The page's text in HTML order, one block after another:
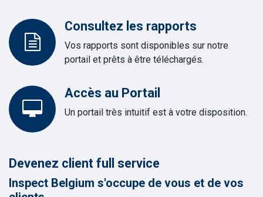
Consultez les rapports
Vos rapports sont disponibles sur notre
portail et prêts à être téléchargés.
Accès au Portail
Un portail très intuitif est à votre disposition.
Devenez client full service
Inspect Belgium s'occupe de vous et de vos